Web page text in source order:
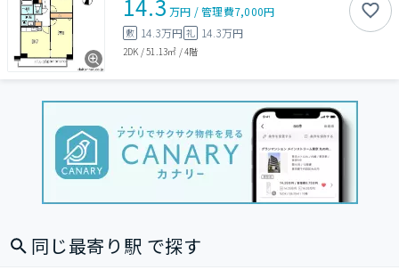
14.3 万円 /管理費7,000円
敷 14.3万円 礼 14.3万円
2DK /51.13㎡ /4階
同じ最寄り駅 で探す